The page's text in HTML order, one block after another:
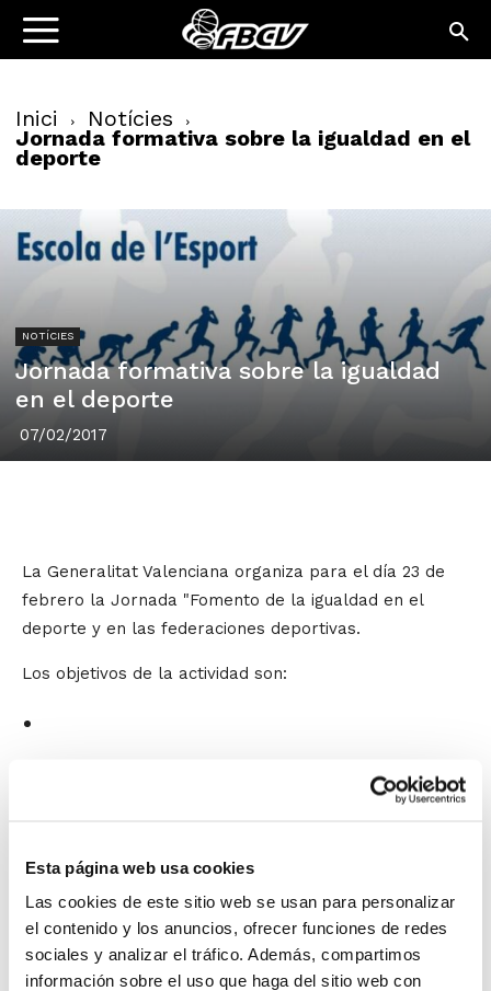
Esta página web usa cookies
Las cookies de este sitio web se usan para personalizar
el contenido y los anuncios, ofrecer funciones de redes
sociales y analizar el tráfico. Además, compartimos
información sobre el uso que haga del sitio web con
Inici Notícies
Jornada formativa sobre la igualdad en el
deporte
NOTÍCIES
Jornada formativa sobre la igualdad
en el deporte
07/02/2017
La Generalitat Valenciana organiza para el día 23 de
febrero la Jornada "Fomento de la igualdad en el
deporte y en las federaciones deportivas.
Los objetivos de la actividad son:
Conocer experiencias de participación en
Analizar la participación actual de la
mujer en las juntas directivas de las
federaciones y clubs